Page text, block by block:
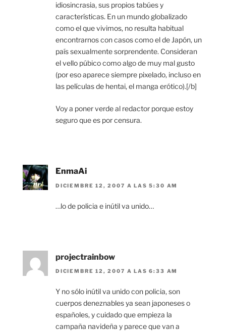
idiosincrasia, sus propios tabúes y
características. En un mundo globalizado
como el que vivimos, no resulta habitual
encontrarnos con casos como el de Japón, un
país sexualmente sorprendente. Consideran
el vello púbico como algo de muy mal gusto
(por eso aparece siempre pixelado, incluso en
las películas de hentai, el manga erótico).[/b]
Voy a poner verde al redactor porque estoy
seguro que es por censura.
EnmaAi
DICIEMBRE 12, 2007 A LAS 5:30 AM
…lo de policia e inútil va unido…
projectrainbow
DICIEMBRE 12, 2007 A LAS 6:33 AM
Y no sólo inútil va unido con policia, son
cuerpos deneznables ya sean japoneses o
españoles, y cuidado que empieza la
campaña navideña y parece que van a